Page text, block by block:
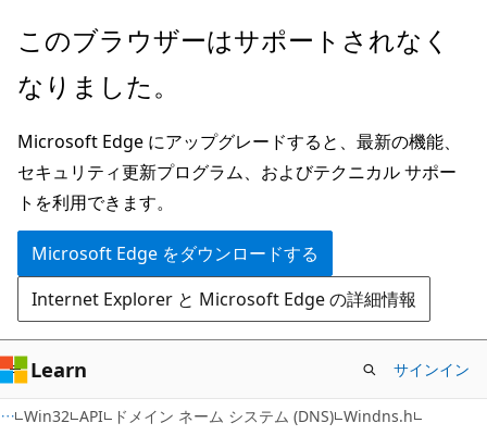
メ
ン
ン
テ
ン
ツ
に
ス
キ
ッ
プ
このブラウザーはサポートされなく
なりました。
Microsoft Edge にアップグレードすると、最新の機能、
セキュリティ更新プログラム、およびテクニカル サポー
トを利用できます。
Microsoft Edge をダウンロードする
Internet Explorer と Microsoft Edge の詳細情報
Learn サインイン
Win32 API ドメイン ネーム システム (DNS) Windns.h